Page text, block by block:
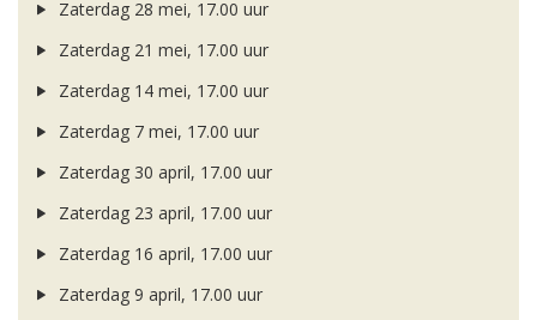
Zaterdag 28 mei, 17.00 uur
Zaterdag 21 mei, 17.00 uur
Zaterdag 14 mei, 17.00 uur
Zaterdag 7 mei, 17.00 uur
Zaterdag 30 april, 17.00 uur
Zaterdag 23 april, 17.00 uur
Zaterdag 16 april, 17.00 uur
Zaterdag 9 april, 17.00 uur